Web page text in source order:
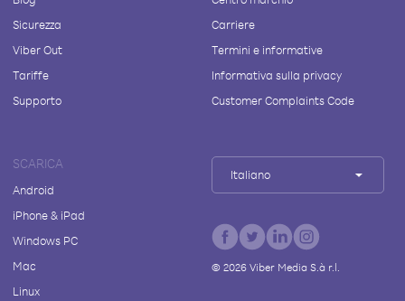
Sicurezza
Viber Out
Tariffe
Supporto
Carriere
Termini e informative
Informativa sulla privacy
Customer Complaints Code
SCARICA
Android
iPhone & iPad
Windows PC
Mac
Linux
Italiano
© 2026Viber Media S.à r.l.